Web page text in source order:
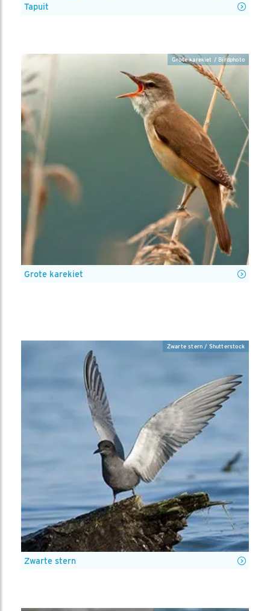
Tapuit
Grote karekiet
Grote karekiet / Birdphoto
Zwarte stern
Zwarte stern / Shutterstock